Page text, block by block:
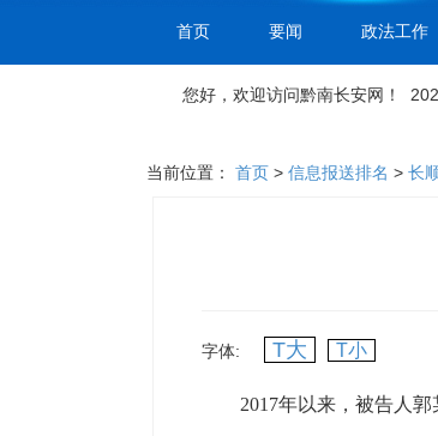
首页 要闻 政法工作
您好，欢迎访问黔南长安网！
当前位置： 首页 > 信息报送排名 > 长
字体: T大 T小
2017年以来，被告人郭